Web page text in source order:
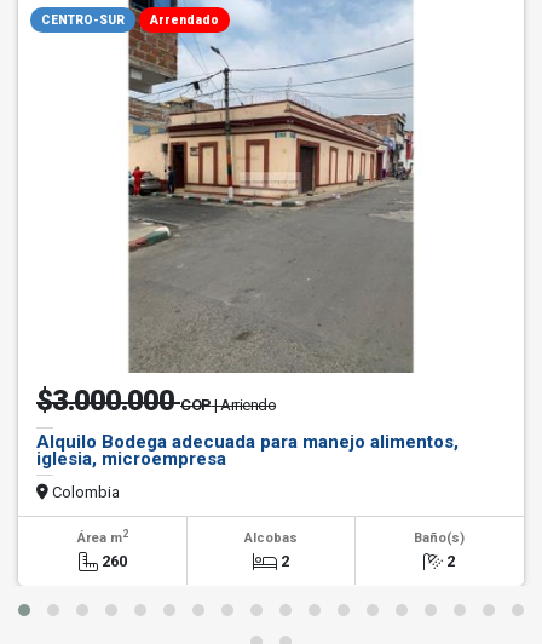
CENTRO-SUR Arrendado
$3.000.000COP| Arriendo
Alquilo Bodega adecuada para manejo alimentos,
iglesia, microempresa
Colombia
Área m2
260
Alcobas
2
Baño(s)
2